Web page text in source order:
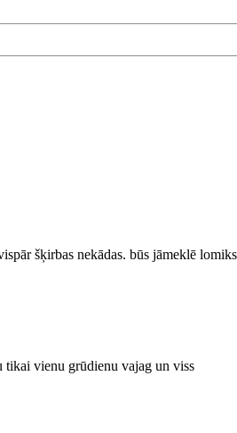
šķirbas nekādas. būs jāmeklē
tikai vienu grūdienu vajag un viss